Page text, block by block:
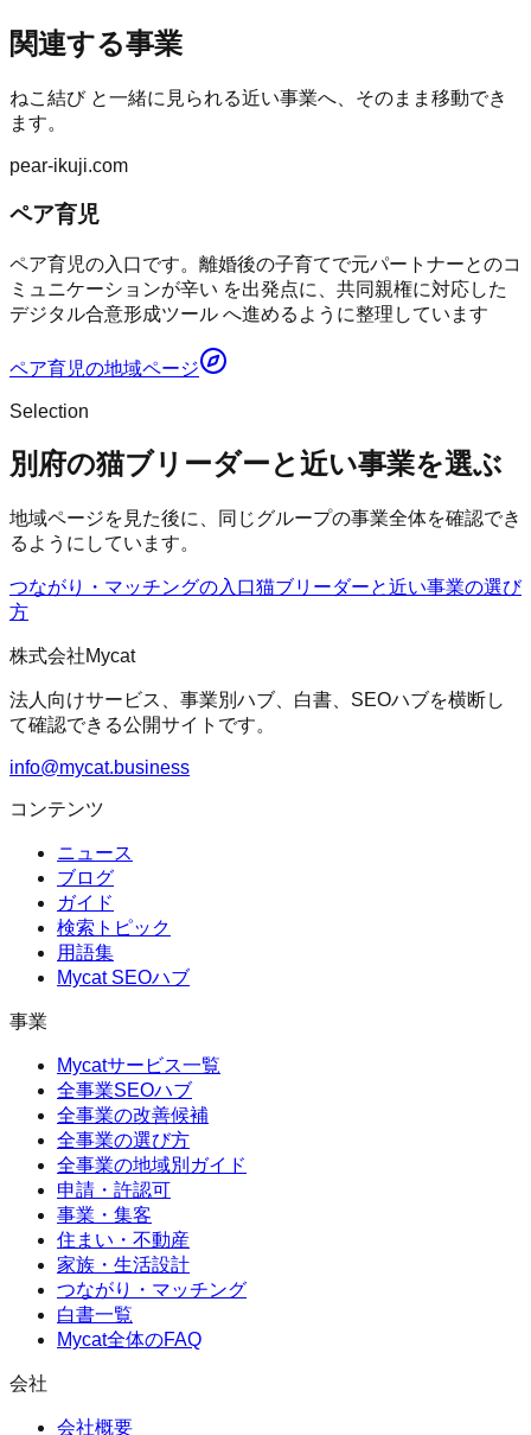
関連する事業
ねこ結びと一緒に見られる近い事業へ、そのまま移動でき
ます。
pear-ikuji.com
ペア育児
ペア育児の入口です。離婚後の子育てで元パートナーとのコ
ミュニケーションが辛い を出発点に、共同親権に対応した
デジタル合意形成ツール へ進めるように整理しています
ペア育児の地域ページ
Selection
別府の猫ブリーダーと近い事業を選ぶ
地域ページを見た後に、同じグループの事業全体を確認でき
るようにしています。
つながり・マッチングの入口猫ブリーダーと近い事業の選び
方
株式会社Mycat
法人向けサービス、事業別ハブ、白書、SEOハブを横断し
て確認できる公開サイトです。
info@mycat.business
コンテンツ
ニュース
ブログ
ガイド
検索トピック
用語集
Mycat SEOハブ
事業
Mycatサービス一覧
全事業SEOハブ
全事業の改善候補
全事業の選び方
全事業の地域別ガイド
申請・許認可
事業・集客
住まい・不動産
家族・生活設計
つながり・マッチング
白書一覧
Mycat全体のFAQ
会社
会社概要